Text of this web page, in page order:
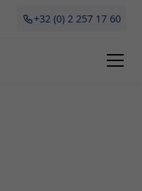
+32 (0) 2 257 17 60